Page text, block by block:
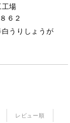
場
６２
うりしょうが
レビュー順